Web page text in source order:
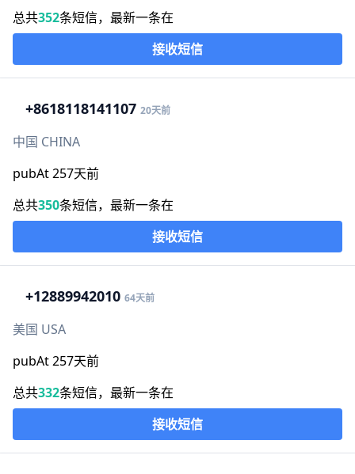
总共352条短信，最新一条在
接收短信
+8618118141107 20天前
中国 CHINA
pubAt 257天前
总共350条短信，最新一条在
接收短信
+12889942010 64天前
美国 USA
pubAt 257天前
总共332条短信，最新一条在
接收短信